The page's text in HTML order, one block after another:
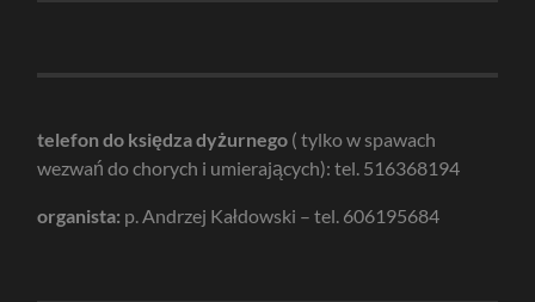
telefon do księdza dyżurnego ( tylko w spawach
wezwań do chorych i umierających): tel. 516368194
organista: p. Andrzej Kałdowski – tel. 606195684